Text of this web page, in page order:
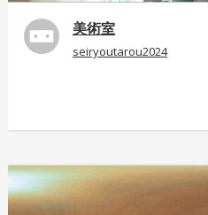
美術室
seiryoutarou2024